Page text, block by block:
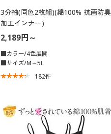
3分袖(同色2枚組)(綿100% 抗菌防臭
加工インナー)
2,189円～
■カラー/4色展開
■サイズ/M～5L
182件